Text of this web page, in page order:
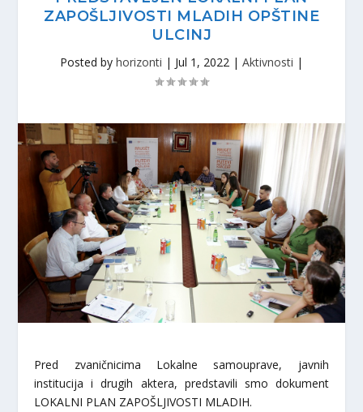
ZAPOŠLJIVOSTI MLADIH OPŠTINE
ULCINJ
Posted by horizonti | Jul 1, 2022 | Aktivnosti |
Pred zvaničnicima Lokalne samouprave, javnih
institucija i drugih aktera, predstavili smo dokument
LOKALNI PLAN ZAPOŠLJIVOSTI MLADIH.